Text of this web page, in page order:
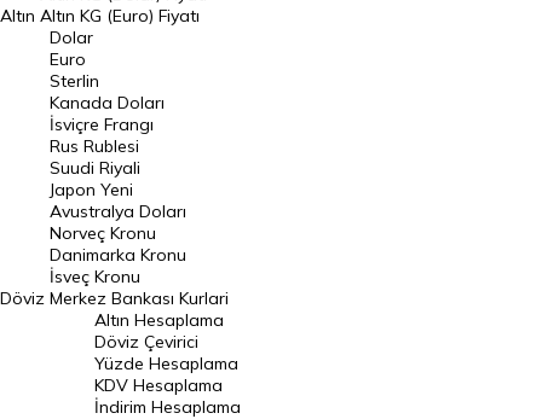
Euro Kuru
Pound Kuru
Frank Kuru
Riyal Kuru
Avustralya Doları
Danimarka Kronu Kuru
Kanada Doları Kuru
Norveç Kronu Kuru
İsveç Kronu Kuru
Japon Yeni Kuru
Altın Altın KG (Euro) Fiyatı
Döviz
Dolar
Euro
Sterlin
Kanada Doları
İsviçre Frangı
Rus Rublesi
Suudi Riyali
Japon Yeni
Avustralya Doları
Norveç Kronu
Danimarka Kronu
İsveç Kronu
Merkez Bankası Kurlari
Altın Hesaplama
Döviz Çevirici
Yüzde Hesaplama
KDV Hesaplama
İndirim Hesaplama